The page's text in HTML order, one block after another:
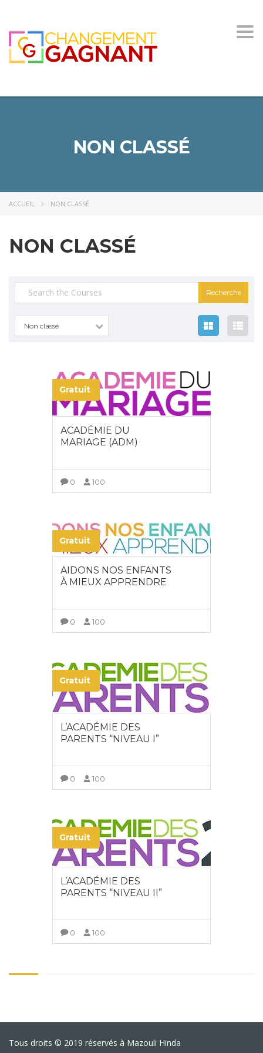
NON CLASSÉ
ACCUEIL NON CLASSÉ
NON CLASSÉ
Recherche
pour :
Non classé
Gratuit
ACADÉMIE DU
MARIAGE (ADM)
0 100
Gratuit
AIDONS NOS ENFANTS
À MIEUX APPRENDRE
0 100
Gratuit
L’ACADÉMIE DES
PARENTS “NIVEAU I”
0 100
Gratuit
L’ACADÉMIE DES
PARENTS “NIVEAU II”
0 100
Tous droits © 2019 réservés à Mazouli Hinda